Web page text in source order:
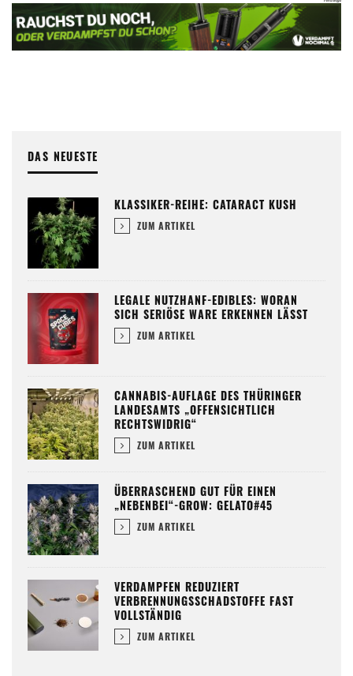
DAS NEUESTE
KLASSIKER-REIHE: CATARACT KUSH
ZUM ARTIKEL
LEGALE NUTZHANF-EDIBLES: WORAN
SICH SERIÖSE WARE ERKENNEN LÄSST
ZUM ARTIKEL
CANNABIS-AUFLAGE DES THÜRINGER
LANDESAMTS „OFFENSICHTLICH
RECHTSWIDRIG“
ZUM ARTIKEL
ÜBERRASCHEND GUT FÜR EINEN
„NEBENBEI“-GROW: GELATO#45
ZUM ARTIKEL
VERDAMPFEN REDUZIERT
VERBRENNUNGSSCHADSTOFFE FAST
VOLLSTÄNDIG
ZUM ARTIKEL